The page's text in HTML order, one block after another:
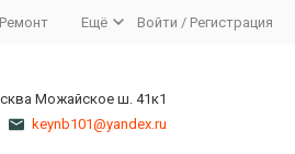
Ремонт Ещё Войти / Регистрация
Можайское ш. 41к1
keynb101@yandex.ru